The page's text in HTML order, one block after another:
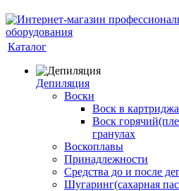
Каталог
Депиляция
Воски
Воск в
Воск
гранулах
Воскоплавы
Принадлежности
Средства до и после
Шугаринг(сахарная